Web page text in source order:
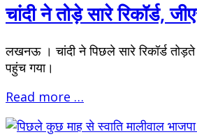
चांदी ने तोड़े सारे रिकॉर्ड,
लखनऊ । चांदी ने पिछले सारे रिकॉर्ड
पहुंच गया।
Read more …